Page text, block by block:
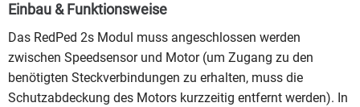
Einbau & Funktionsweise
Das RedPed 2s Modul muss angeschlossen werden
zwischen Speedsensor und Motor (um Zugang zu den
benötigten Steckverbindungen zu erhalten, muss die
Schutzabdeckung des Motors kurzzeitig entfernt werden). In